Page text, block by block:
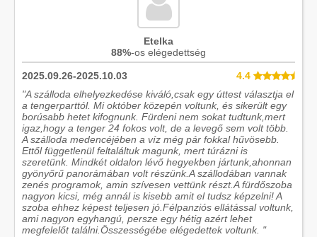
Etelka
88%-os elégedettség
2025.09.26-2025.10.03
4.4
"A szálloda elhelyezkedése kiváló,csak egy úttest választja el
a tengerparttól. Mi október közepén voltunk, és sikerült egy
borúsabb hetet kifognunk. Fürdeni nem sokat tudtunk,mert
igaz,hogy a tenger 24 fokos volt, de a levegő sem volt több.
A szálloda medencéjében a víz még pár fokkal hűvösebb.
Ettől függetlenül feltaláltuk magunk, mert túrázni is
szeretünk. Mindkét oldalon lévő hegyekben jártunk,ahonnan
gyönyőrű panorámában volt részünk.A szállodában vannak
zenés programok, amin szívesen vettünk részt.A fürdőszoba
nagyon kicsi, még annál is kisebb amit el tudsz képzelni! A
szoba ehhez képest teljesen jó.Félpanziós ellátással voltunk,
ami nagyon egyhangú, persze egy hétig azért lehet
megfelelőt találni.Összességébe elégedettek voltunk. "